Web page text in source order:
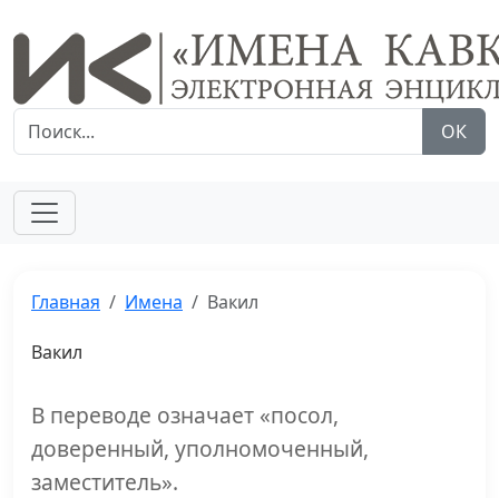
ОК
Главная Имена Вакил
Вакил
В переводе означает «посол,
доверенный, уполномоченный,
заместитель».